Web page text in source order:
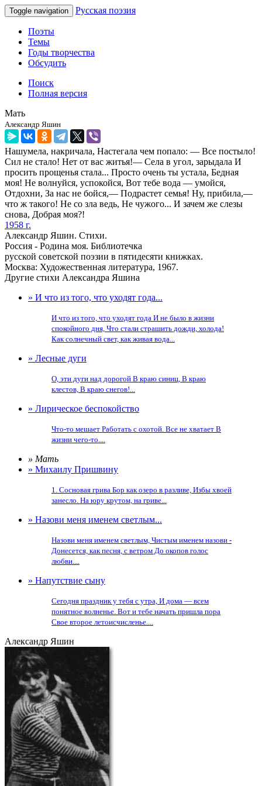
Toggle navigation Русская поэзия
Поэты
Темы
Годы творчества
Обсудить
Поиск
Полная версия
Мать
Александр Яшин
Нашумела, накричала, Настегала чем попало: — Все постыло!
Сил не стало! Нет от вас житья!— Села в угол, зарыдала И
просить прощенья стала... Просто очень ты устала, Бедная
моя! Не волнуйся, успокойся, Вот тебе вода — умойся,
Отдохни, За нас не бойся,— Подрастет семья! Ну, прибила,—
что ж такого! Не со зла ведь, Не чужого... И зачем же слезы
снова, Добрая моя?!
1958 г.
Александр Яшин. Стихи.
Россия - Родина моя. Библиотечка
русской советской поэзии в пятидесяти книжках.
Москва: Художественная литература, 1967.
Другие стихи Александра Яшина
» И что из того, что уходят года...
И что из того, что уходят года И не было в жизни
спокойного дня, Что стали страшить дожди, холода!
Как солнечный свет, как живая вода...
» Лесные дуги
О, эти дуги над дорогой В краю синиц, В краю
клестов, В краю снегов!...
» Лирическое беспокойство
Что-то мешает Работать с охотой. Все не хватает В
жизни чего-то....
» Мать
» Михаилу Пришвину
1. Сосновая грива Бор как озеро в разливе, Избы хвоей
занесло. На юру крутом, на гриве...
» Назови меня именем светлым...
Назови меня именем светлым, Чистым именем назови -
Донесется, как песня, с ветром До окопов голос
любви....
» Напутствие сыну
Сегодня праздник у тебя с утра, И дома — всем
понятное волненье. Вот и тебе начать пришла пора
Свое второе летоисчисленье....
Александр Яшин